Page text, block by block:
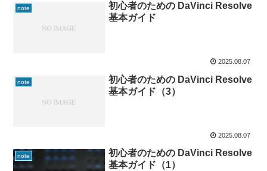
note
初心者のための DaVinci Resolve
基本ガイド
2025.08.07
note
初心者のための DaVinci Resolve
基本ガイド（3）
2025.08.07
note
初心者のための DaVinci Resolve
基本ガイド（1）